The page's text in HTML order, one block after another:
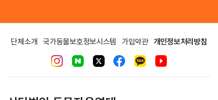
단체소개 국가동물보호정보시스템 가입약관 개인정보처리방침